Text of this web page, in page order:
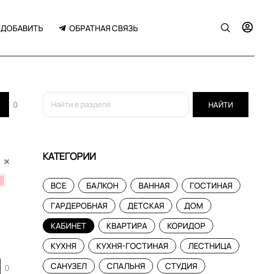
ДОБАВИТЬ ОБРАТНАЯ СВЯЗЬ
0
×
0
НАЙТИ
КАТЕГОРИИ
ВСЕ БАЛКОН ВАННАЯ
ГОСТИНАЯ
ГАРДЕРОБНАЯ
ДЕТСКАЯ
ДОМ
КАБИНЕТ
КВАРТИРА
КОРИДОР
КУХНЯ
КУХНЯ-ГОСТИНАЯ
ЛЕСТНИЦА
САНУЗЕЛ
СПАЛЬНЯ
СТУДИЯ